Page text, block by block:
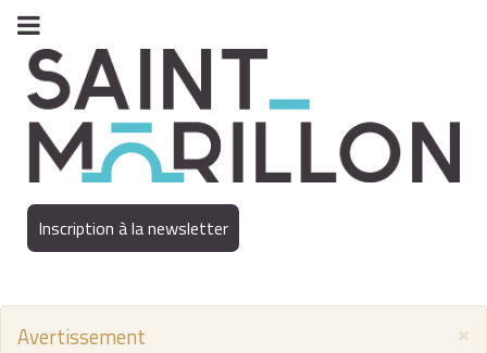
Inscription à la newsletter
×
Avertissement